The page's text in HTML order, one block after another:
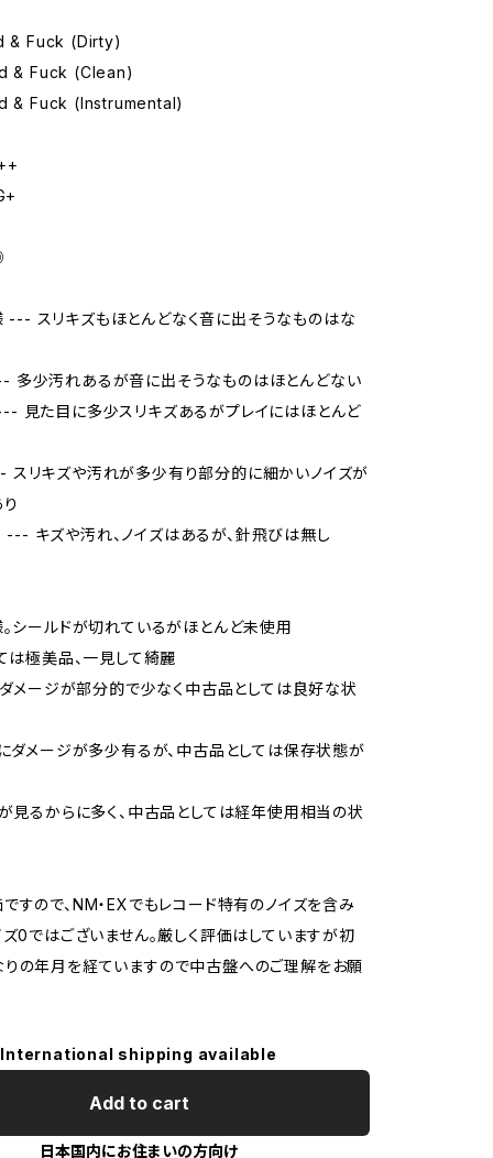
& Fuck (Dirty)
& Fuck (Clean)
& Fuck (Instrumental)
スリキズもほとんどなく音に出そうなものはな
多少汚れあるが音に出そうなものはほとんどない
見た目に多少スリキズあるがプレイにはほとんど
リキズや汚れが多少有り部分的に細かいノイズが
キズや汚れ、ノイズはあるが、針飛びは無し
シールドが切れているがほとんど未使用
は極美品、一見して綺麗
メージが部分的で少なく中古品としては良好な状
ダメージが多少有るが、中古品としては保存状態が
見るからに多く、中古品としては経年使用相当の状
すので、NM・EXでもレコード特有のノイズを含み
ズ0ではございません。厳しく評価はしていますが初
の年月を経ていますので中古盤へのご理解をお願
International shipping available
Add to cart
日本国内にお住まいの方向け